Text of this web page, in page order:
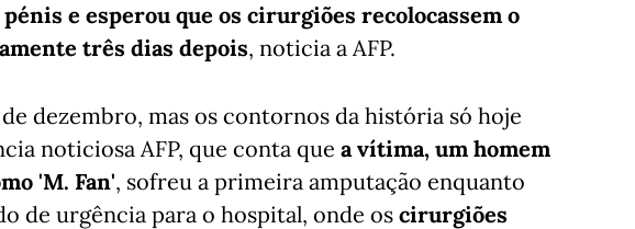
e esperou que os cirurgiões recolocassem o
três dias depois, noticia a AFP.
dezembro, mas os contornos da história só hoje
noticiosa AFP, que conta que a vítima, um homem
'M. Fan', sofreu a primeira amputação enquanto
de urgência para o hospital, onde os cirurgiões